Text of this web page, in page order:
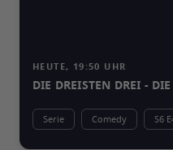
HEUTE, 19:50 UHR
DIE DREISTEN DREI -
Serie Comedy S6